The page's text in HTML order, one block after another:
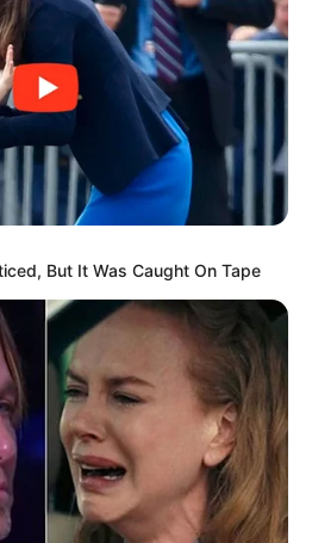
kamera DSLR yang disusun
bangunan, dibuat
nih
But It Was Caught On Tape